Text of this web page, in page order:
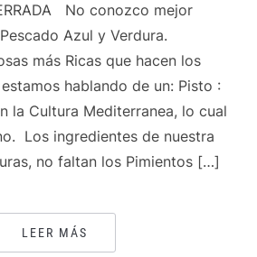
No conozco mejor
Azul y Verdura.
más Ricas que hacen los
hablando de un: Pisto :
la Cultura Mediterranea, lo cual
Los ingredientes de nuestra
no faltan los Pimientos […]
LEER MÁS